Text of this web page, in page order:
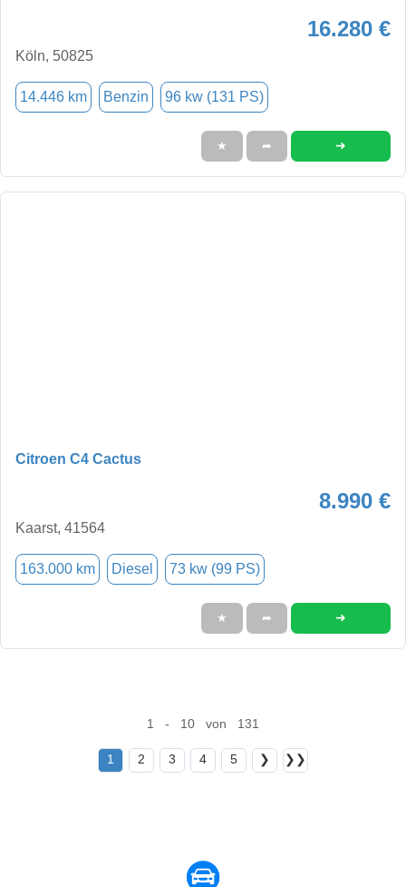
16.280 €
Köln, 50825
14.446 km Benzin 96 kw (131 PS)
★ ➦ ➜
Citroen C4 Cactus
8.990 €
Kaarst, 41564
163.000 km Diesel 73 kw (99 PS)
★ ➦ ➜
1 - 10 von 131
1 2 3 4 5 ❯ ❯❯